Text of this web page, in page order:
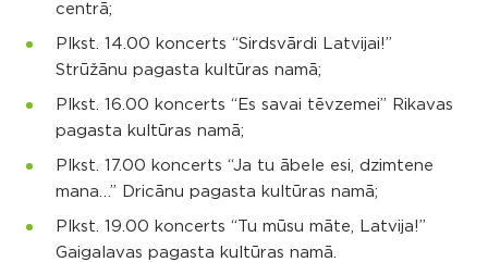
centrā;
Plkst. 14.00 koncerts “Sirdsvārdi Latvijai!”
Strūžānu pagasta kultūras namā;
Plkst. 16.00 koncerts “Es savai tēvzemei” Rikavas
pagasta kultūras namā;
Plkst. 17.00 koncerts “Ja tu ābele esi, dzimtene
mana…” Dricānu pagasta kultūras namā;
Plkst. 19.00 koncerts “Tu mūsu māte, Latvija!”
Gaigalavas pagasta kultūras namā.